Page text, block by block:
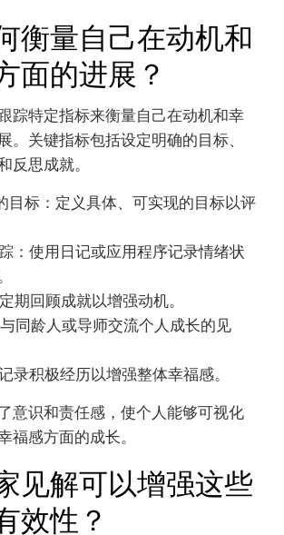
衡量自己在动机和
面的进展？
踪特定指标来衡量自己在动机和幸
。关键指标包括设定明确的目标、
反思成就。
目标：定义具体、可实现的目标以评
：使用日记或应用程序记录情绪状
期回顾成就以增强动机。
同龄人或导师交流个人成长的见
录积极经历以增强整体幸福感。
意识和责任感，使个人能够可视化
福感方面的成长。
见解可以增强这些
效性？